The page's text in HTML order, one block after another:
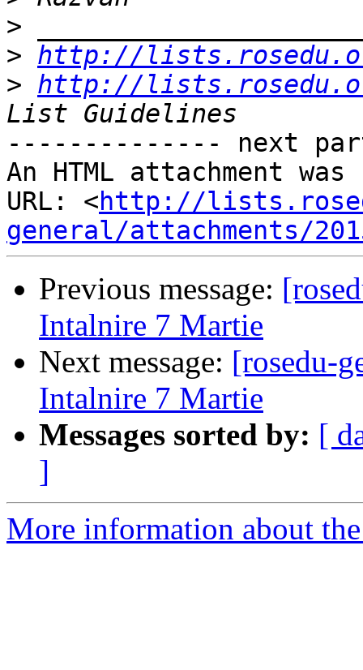
>
> http://
> http://
-------------- next
An HTML attachment
URL: <http://
general/attachments/
Previous message:
Intalnire 7 Martie
Next message: [rosedu-
Intalnire 7 Martie
Messages sorted by: [
]
More information about